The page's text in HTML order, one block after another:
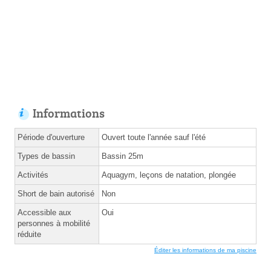
Informations
Période d'ouverture Ouvert toute l'année sauf l'été
Types de bassin Bassin 25m
Activités Aquagym, leçons de natation, plongée
Short de bain autorisé Non
Accessible aux
personnes à mobilité
réduite
Oui
Éditer les informations de ma piscine